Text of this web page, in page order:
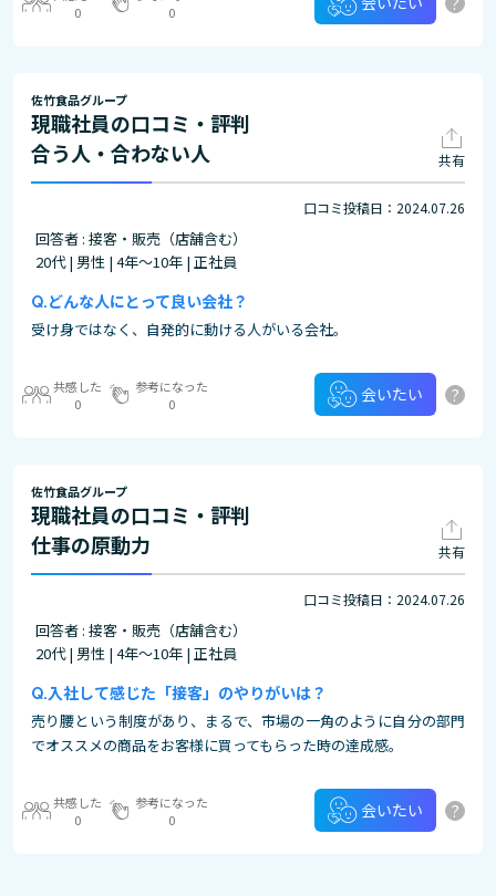
0
0
佐竹食品グループ
現職社員の口コミ・評判
合う人・合わない人
共有
口コミ投稿日：2024.07.26
回答者 : 接客・販売（店舗含む）
20代 | 男性 | 4年～10年 | 正社員
どんな人にとって良い会社？
受け身ではなく、自発的に動ける人がいる会社。
共感した
0
参考になった
0
会いたい ?
佐竹食品グループ
現職社員の口コミ・評判
仕事の原動力
共有
口コミ投稿日：2024.07.26
回答者 : 接客・販売（店舗含む）
20代 | 男性 | 4年～10年 | 正社員
入社して感じた「接客」のやりがいは？
売り腰という制度があり、まるで、市場の一角のように自分の部門
でオススメの商品をお客様に買ってもらった時の達成感。
共感した
0
参考になった
0
会いたい ?